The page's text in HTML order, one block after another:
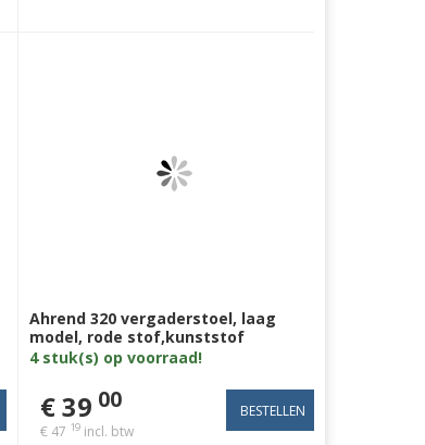
Ahrend 320 vergaderstoel, laag
model, rode stof,kunststof
armleuning, zwart 4poot
4 stuk(s) op voorraad!
€ 39 00
€ 47 19incl. btw